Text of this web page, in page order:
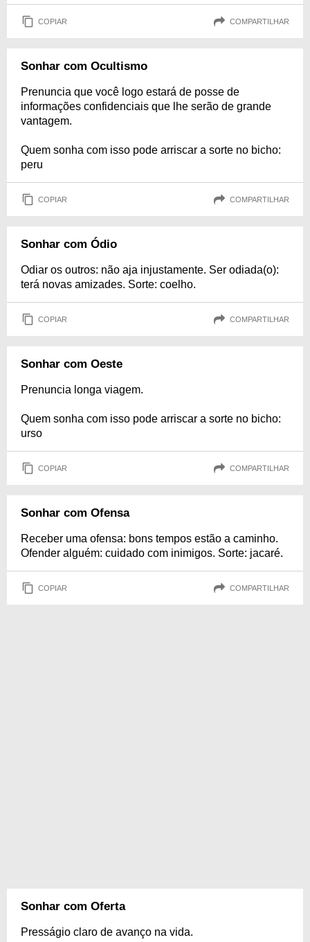
COPIAR COMPARTILHAR
Sonhar com Ocultismo
Prenuncia que você logo estará de posse de
informações confidenciais que lhe serão de grande
vantagem.
Quem sonha com isso pode arriscar a sorte no bicho:
peru
COPIAR COMPARTILHAR
Sonhar com Ódio
Odiar os outros: não aja injustamente. Ser odiada(o):
terá novas amizades. Sorte: coelho.
COPIAR COMPARTILHAR
Sonhar com Oeste
Prenuncia longa viagem.
Quem sonha com isso pode arriscar a sorte no bicho:
urso
COPIAR COMPARTILHAR
Sonhar com Ofensa
Receber uma ofensa: bons tempos estão a caminho.
Ofender alguém: cuidado com inimigos. Sorte: jacaré.
COPIAR COMPARTILHAR
Sonhar com Oferta
Presságio claro de avanço na vida.